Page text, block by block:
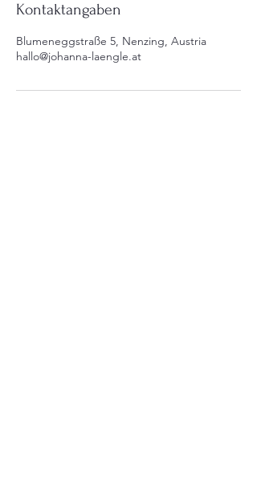
Kontaktangaben
Blumeneggstraße 5, Nenzing, Austria
hallo@johanna-laengle.at